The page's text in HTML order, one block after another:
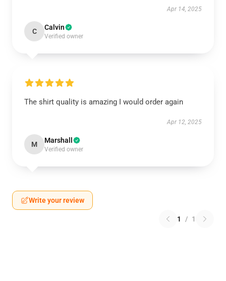
Apr 14, 2025
C Calvin
Verified owner
The shirt quality is amazing I would order again
Apr 12, 2025
M Marshall
Verified owner
Write your review
1 / 1